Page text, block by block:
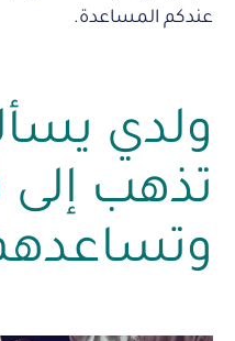
عندكم المساعدة.
ولدي
تذهب